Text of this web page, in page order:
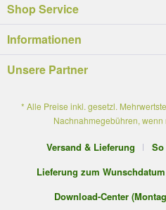
Shop Service
Informationen
Unsere Partner
* Alle Preise inkl. gesetzl.
Nachnahmegebühren,
Versand & Lieferung
Lieferung zum Wunschdatum
Download-Center